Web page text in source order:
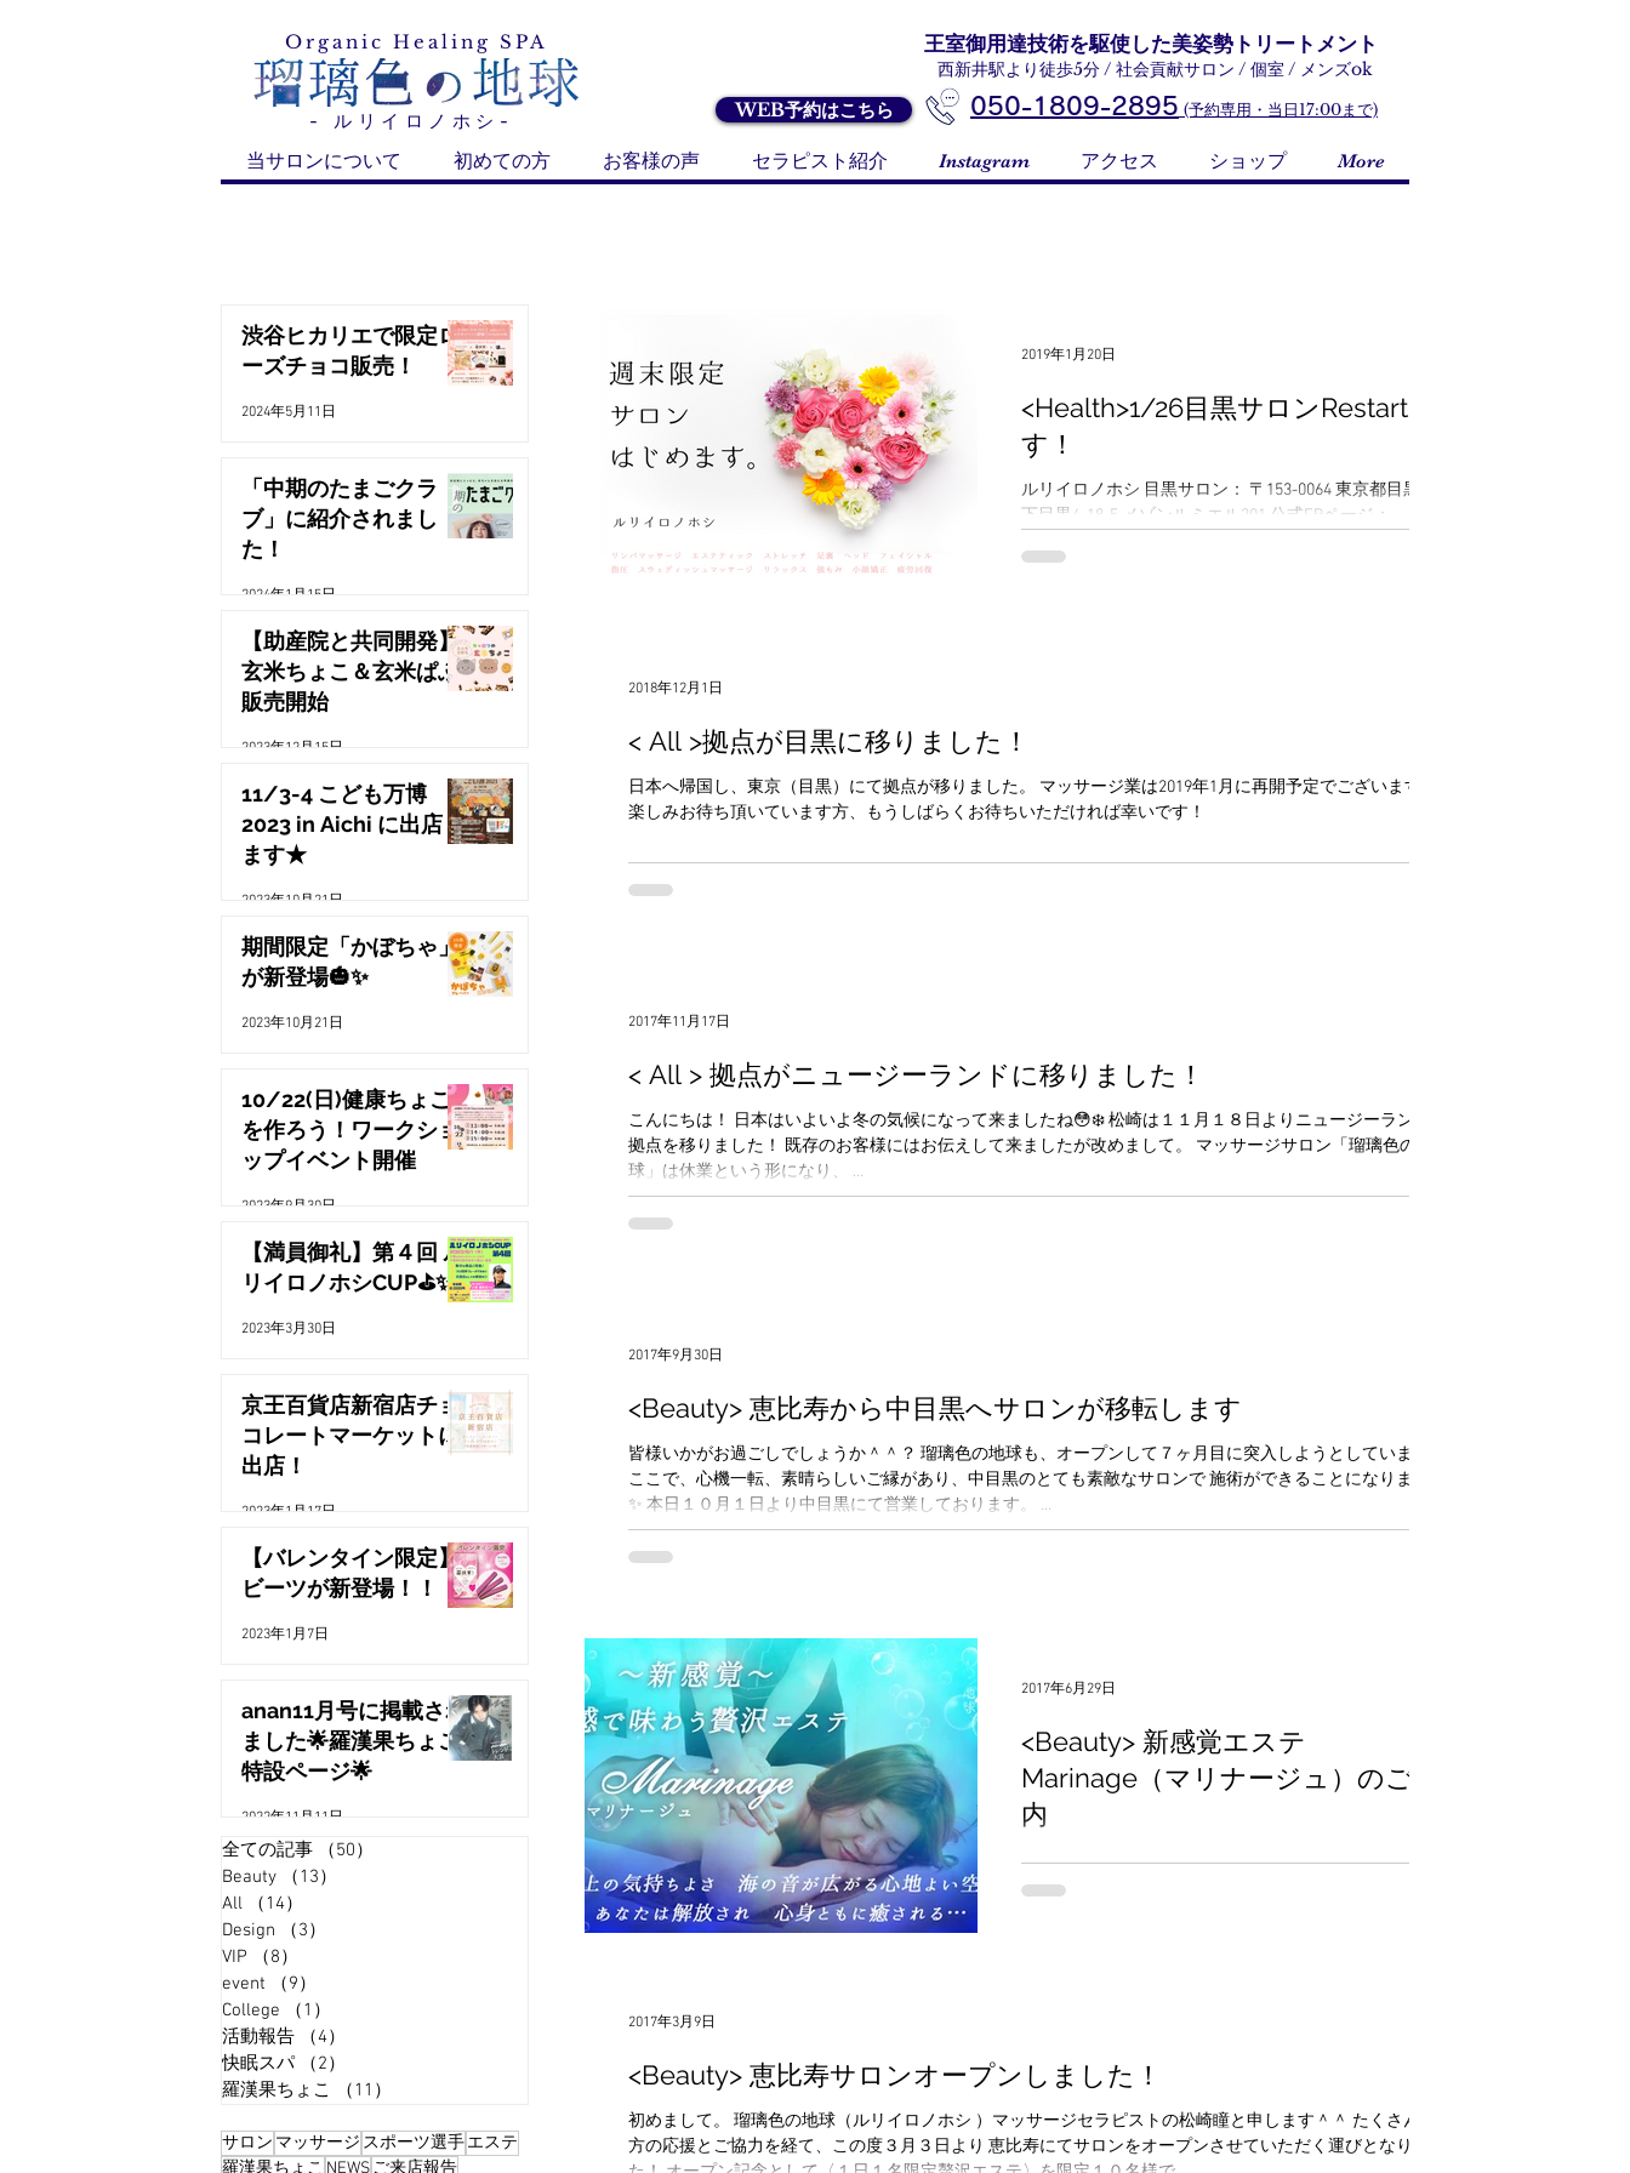
Organic Healing SPA
- ルリイロノホシ-
王室御用達技術を駆使した美姿勢トリートメント
西新井駅より徒歩5分 / 社会貢献サロン / 個室 / メンズok
050-1809-2895 (予約専用・当日17:00まで)
WEB予約はこちら
当サロンについて 初めての方 お客様の声 セラピスト紹介 Instagram アクセス ショップ More
渋谷ヒカリエで限定ロ
ーズチョコ販売！
2024年5月11日
「中期のたまごクラ
ブ」に紹介されまし
た！
2024年1月15日
【助産院と共同開発】
玄米ちょこ＆玄米ぱふ
販売開始
2023年12月15日
11/3-4 こども万博
2023 in Aichi に出店し
ます★
2023年10月21日
期間限定「かぼちゃ」
が新登場🎃✨
2023年10月21日
10/22(日)健康ちょこ
を作ろう！ワークショ
ップイベント開催
2023年9月30日
【満員御礼】第４回 ル
リイロノホシCUP⛳️✨
2023年3月30日
京王百貨店新宿店チョ
コレートマーケットに
出店！
2023年1月17日
【バレンタイン限定】
ビーツが新登場！！
2023年1月7日
anan11月号に掲載され
ました🌟羅漢果ちょこ
特設ページ🌟
2022年11月11日
全ての記事 （50）
Beauty
（13）
All
（14）
Design
（3）
VIP
（8）
event
（9）
College
（1）
活動報告
（4）
快眠スパ
（2）
羅漢果ちょこ
（11）
サロン マッサージ スポーツ選手エステ
羅漢果ちょこ NEWSご来店報告
<Health>1/26目黒サロンRestartで
す！
ルリイロノホシ 目黒サロン： 〒153-0064 東京都目黒区
下目黒4-18-5 メゾンルミエル201 公式FBページ：
Instagram：https://www.instagram...
2019年1月20日
< All >拠点が目黒に移りました！
日本へ帰国し、東京（目黒）にて拠点が移りました。 マッサージ業は2019年1月に再開予定でございます。
楽しみお待ち頂いています方、もうしばらくお待ちいただければ幸いです！
2018年12月1日
< All > 拠点がニュージーランドに移りました！
こんにちは！ 日本はいよいよ冬の気候になって来ましたね😳❄️ 松崎は１１月１８日よりニュージーランドに
拠点を移りました！ 既存のお客様にはお伝えして来ましたが改めまして。 マッサージサロン「瑠璃色の地
球」は休業という形になり、 ...
2017年11月17日
<Beauty> 恵比寿から中目黒へサロンが移転します
皆様いかがお過ごしでしょうか＾＾？ 瑠璃色の地球も、オープンして７ヶ月目に突入しようとしています。
ここで、心機一転、素晴らしいご縁があり、中目黒のとても素敵なサロンで 施術ができることになりました
✨ 本日１０月１日より中目黒にて営業しております。 ...
2017年9月30日
<Beauty> 新感覚エステ
Marinage（マリナージュ）のご案
内
こんにちは＾＾ 新メニューのお知らせです！ その名
も、、、 【新感覚！五感で味わう贅沢エステ】
2017年6月29日
<Beauty> 恵比寿サロンオープンしました！
初めまして。 瑠璃色の地球（ルリイロノホシ ）マッサージセラピストの松崎瞳と申します＾＾ たくさんの
方の応援とご協力を経て、この度３月３日より 恵比寿にてサロンをオープンさせていただく運びとなりまし
2017年3月9日